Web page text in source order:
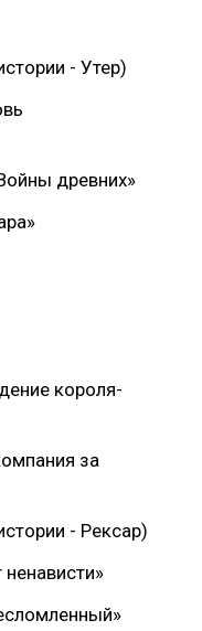
- Утер)
древних»
короля-
за
- Рексар)